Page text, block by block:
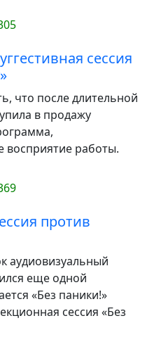
сессия
что после длительной
в продажу
восприятие работы.
против
аудиовизуальный
еще одной
«Без паники!»
сессия «Без